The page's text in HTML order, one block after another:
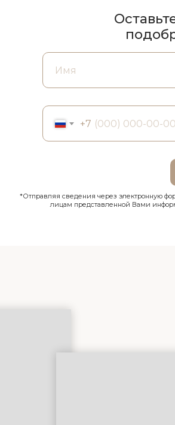
+7
*Отправляя сведения через электронную
лицам представленной Вами